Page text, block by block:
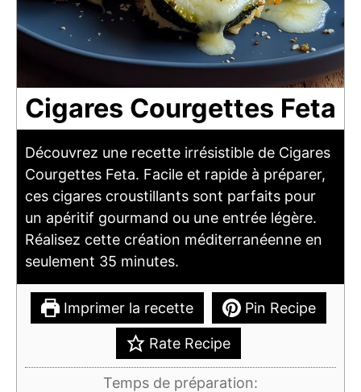
Cigares Courgettes Feta
Découvrez une recette irrésistible de Cigares
Courgettes Feta. Facile et rapide à préparer,
ces cigares croustillants sont parfaits pour
un apéritif gourmand ou une entrée légère.
Réalisez cette création méditerranéenne en
seulement 35 minutes.
Imprimer la recette Pin Recipe
Rate Recipe
Temps de préparation: